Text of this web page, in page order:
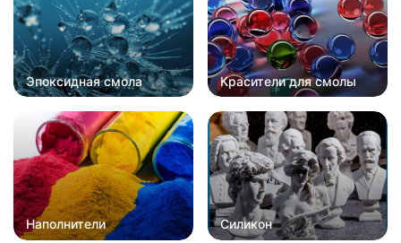
Эпоксидная смола Красители для смолы
Наполнители Силикон